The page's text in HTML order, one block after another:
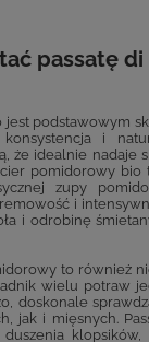
passatę
jest podstawowym
i
że idealnie nadaje
pomidorowy bio
zupy
i
i odrobinę
to również
wielu potraw
doskonale
jak i mięsnych.
klopsików,